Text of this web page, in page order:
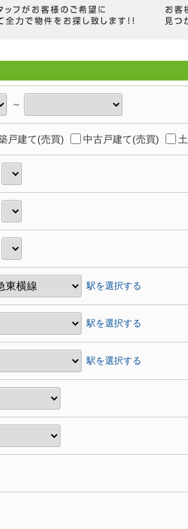
～
戸建て(売買) 中古戸建て(売買)
駅を選択する
駅を選択する
駅を選択する